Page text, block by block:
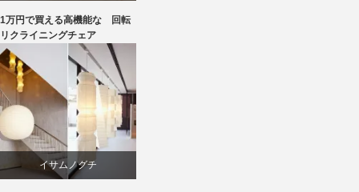
回転椅子
椅子
1万円で買える高機能な 回転
リクライニングチェア
イサムノグチ